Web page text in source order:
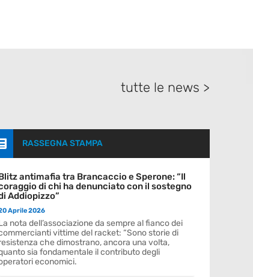
tutte le news >
RASSEGNA STAMPA
antimafia tra Brancaccio e Sperone: “Il
di chi ha denunciato con il sostegno
Addiopizzo”
Aprile 2026
nota dell’associazione da sempre al fianco dei
vittime del racket: “Sono storie di
che dimostrano, ancora una volta,
sia fondamentale il contributo degli
economici.